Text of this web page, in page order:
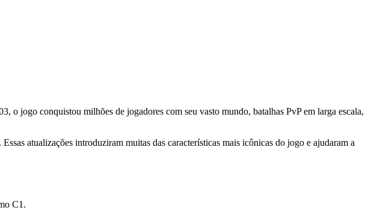
o jogo conquistou milhões de jogadores com seu vasto mundo, batalhas PvP em larga escala,
atualizações introduziram muitas das características mais icônicas do jogo e ajudaram a
C1.